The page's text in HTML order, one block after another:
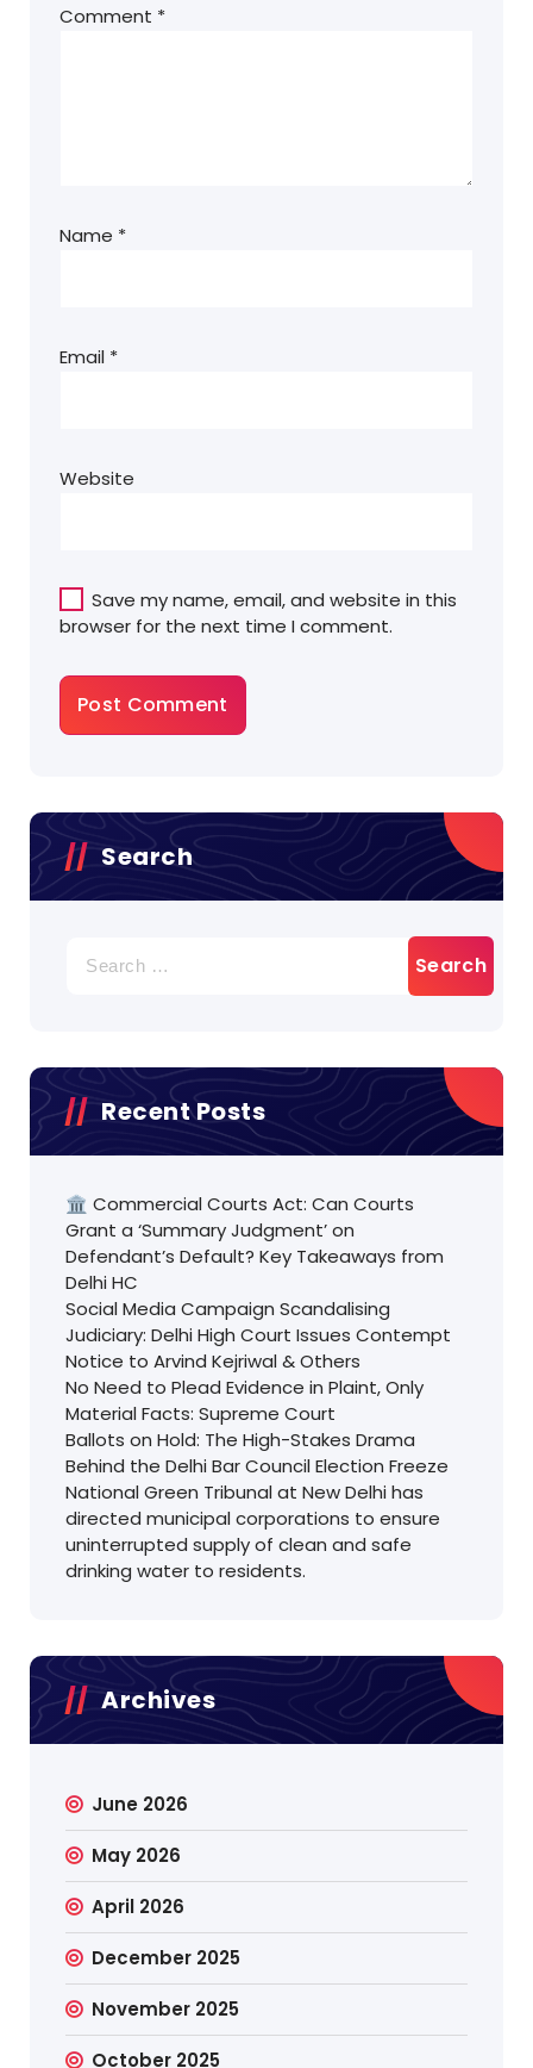
Comment *
Name *
Email *
Website
Save my name, email, and website in this
browser for the next time I comment.
Search
for:
Recent Posts
🏛️ Commercial Courts Act: Can Courts
Grant a ‘Summary Judgment’ on
Defendant’s Default? Key Takeaways from
Delhi HC
Social Media Campaign Scandalising
Judiciary: Delhi High Court Issues Contempt
Notice to Arvind Kejriwal & Others
No Need to Plead Evidence in Plaint, Only
Material Facts: Supreme Court
Ballots on Hold: The High-Stakes Drama
Behind the Delhi Bar Council Election Freeze
National Green Tribunal at New Delhi has
directed municipal corporations to ensure
uninterrupted supply of clean and safe
drinking water to residents.
Archives
June 2026
May 2026
April 2026
December 2025
November 2025
October 2025